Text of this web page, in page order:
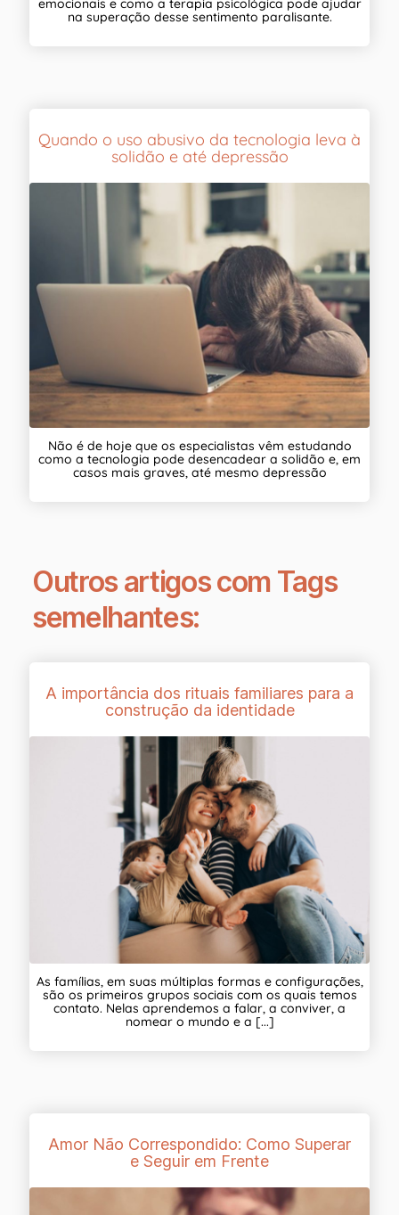
emocionais e como a terapia psicológica pode ajudar
na superação desse sentimento paralisante.
Quando o uso abusivo da tecnologia leva à
solidão e até depressão
Não é de hoje que os especialistas vêm estudando
como a tecnologia pode desencadear a solidão e, em
casos mais graves, até mesmo depressão
Outros artigos com Tags
semelhantes:
A importância dos rituais familiares para a
construção da identidade
As famílias, em suas múltiplas formas e configurações,
são os primeiros grupos sociais com os quais temos
contato. Nelas aprendemos a falar, a conviver, a
nomear o mundo e a [...]
Amor Não Correspondido: Como Superar
e Seguir em Frente